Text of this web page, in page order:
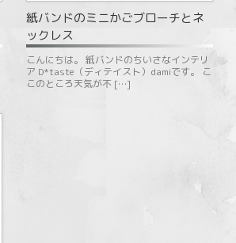
紙バンドのミニかごブローチとネ
ックレス
こんにちは。 紙バンドのちいさなインテリ
ア D*taste（ディテイスト）damiです。 こ
このところ天気が不 […]